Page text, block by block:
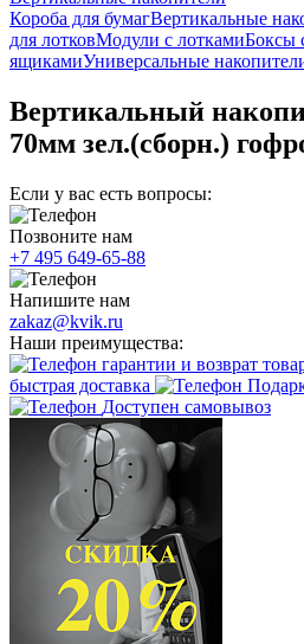
Короба для бумагВертикальные
для лотковМодули с лоткамиБоксы
ящикамиУниверсальные
Вертикальный
70мм зел.(сборн.)
Если у вас есть вопросы:
Позвоните нам
+7 495 649-65-88
Напишите нам
zakaz@kvik.ru
Наши преимущества:
гарантии и возврат
быстрая доставка
Доступен самовывоз